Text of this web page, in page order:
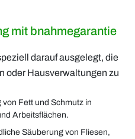
mit bnahmegarantie
darauf ausgelegt, die
oder Hausverwaltungen zu
Fett und Schmutz in
Arbeitsflächen.
Säuberung von Fliesen,